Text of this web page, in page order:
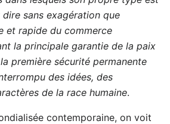
sans exagération que
et rapide du commerce
la principale garantie de la paix
première sécurité permanente
des idées, des
de la race humaine.
contemporaine, on voit